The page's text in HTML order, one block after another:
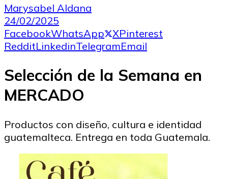
Marysabel Aldana
24/02/2025
FacebookWhatsApp XPinterest
RedditLinkedinTelegramEmail
Selección de la Semana en
MERCADO
Productos con diseño, cultura e identidad
guatemalteca. Entrega en toda Guatemala.